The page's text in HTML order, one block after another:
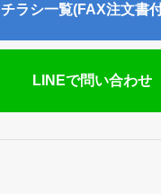
チラシ一覧(FAX注文書
LINEで問い合わせ